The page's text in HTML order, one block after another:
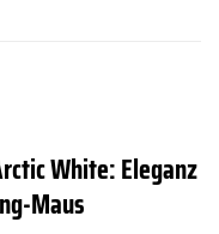
White: Eleganz
Maus